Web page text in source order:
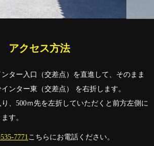
アクセス方法
ター入口（交差点）を直進して、そのまま
ンター東（交差点） を右折します。
、500ｍ先を左折していただくと前方左側に
す。
7771 こちらにお電話ください。